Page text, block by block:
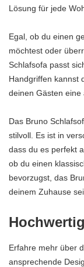
Lösung für jede
Egal, ob du einen
möchtest oder
Schlafsofa passt
Handgriffen kannst
deinen Gästen eine
Das Bruno
stilvoll. Es ist in
dass du es perfekt
ob du einen
bevorzugst, das
deinem Zuhause
Erfahre mehr über
ansprechende